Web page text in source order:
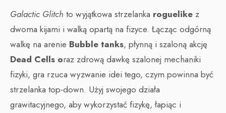
Galactic Glitch to wyjątkowa strzelanka roguelike z
dwoma kijami i walką opartą na fizyce. Łącząc odgórną
walkę na arenie Bubble tanks, płynną i szaloną akcję
Dead Cells oraz zdrową dawkę szalonej mechaniki
fizyki, gra rzuca wyzwanie idei tego, czym powinna być
strzelanka top-down. Użyj swojego działa
grawitacyjnego, aby wykorzystać fizykę, łapiąc i